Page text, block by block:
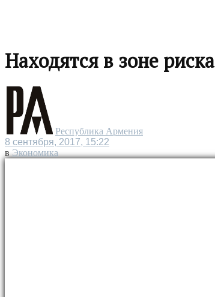
Находятся в зоне риска
Республика Армения
8 сентября, 2017, 15:22
в Экономика